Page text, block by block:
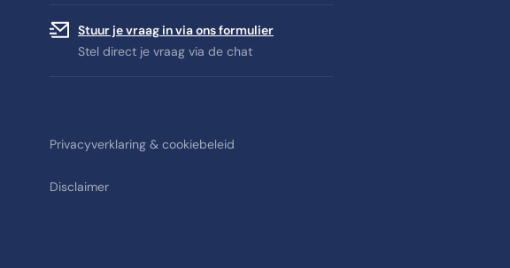
Stuur je vraag in via ons formulier
Stel direct je vraag via de chat
Privacyverklaring & cookiebeleid
Disclaimer